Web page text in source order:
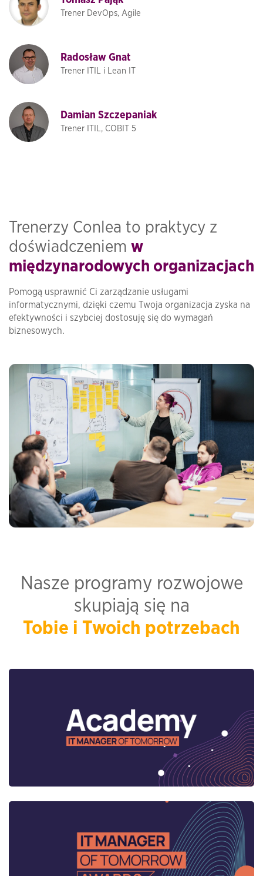
Trener DevOps, Agile
Radosław Gnat
Trener ITIL i Lean IT
Damian Szczepaniak
Trener ITIL, COBIT 5
Trenerzy Conlea to praktycy z
doświadczeniem w
międzynarodowych organizacjach
Pomogą usprawnić Ci zarządzanie usługami
informatycznymi, dzięki czemu Twoja organizacja zyska na
efektywności i szybciej dostosuję się do wymagań
biznesowych.
Nasze programy rozwojowe
skupiają się na
Tobie i Twoich potrzebach